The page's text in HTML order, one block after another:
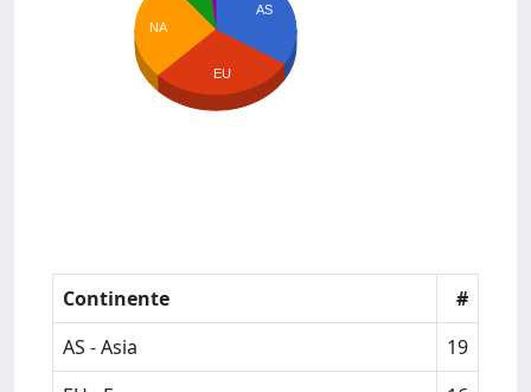
AS
NA
EU
Continente
#
AS - Asia
19